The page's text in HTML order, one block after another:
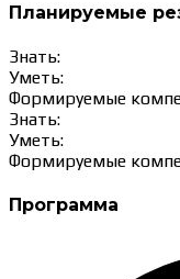
Планируемые
Знать:
Уметь:
Формируемые
Знать:
Уметь:
Формируемые
Программа